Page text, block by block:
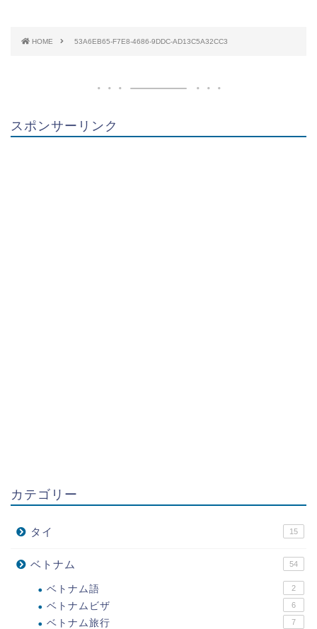
HOME 53A6EB65-F7E8-4686-9DDC-AD13C5A32CC3
スポンサーリンク
カテゴリー
タイ 15
ベトナム 54
ベトナム語 2
ベトナムビザ 6
ベトナム旅行 7